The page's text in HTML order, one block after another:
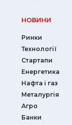
НОВИНИ
Ринки
Технології
Стартапи
Енергетика
Нафта і газ
Металургія
Агро
Банки